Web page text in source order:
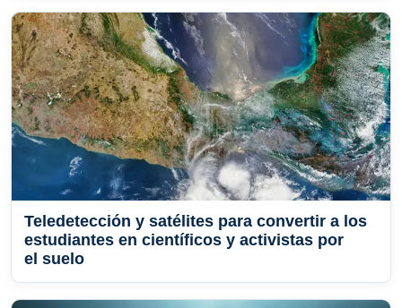
Teledetección y satélites para convertir a los
estudiantes en científicos y activistas por
el suelo